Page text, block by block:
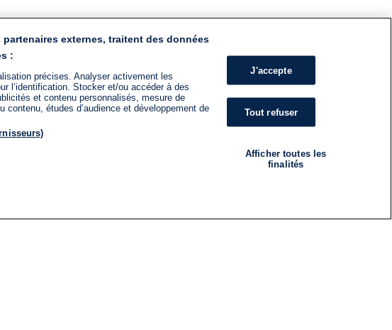
externes, traitent des données
:
précises. Analyser activement les
l’identification. Stocker et/ou accéder à des
et contenu personnalisés, mesure de
contenu, études d’audience et développement de
J'accepte
Tout refuser
Afficher toutes les
finalités